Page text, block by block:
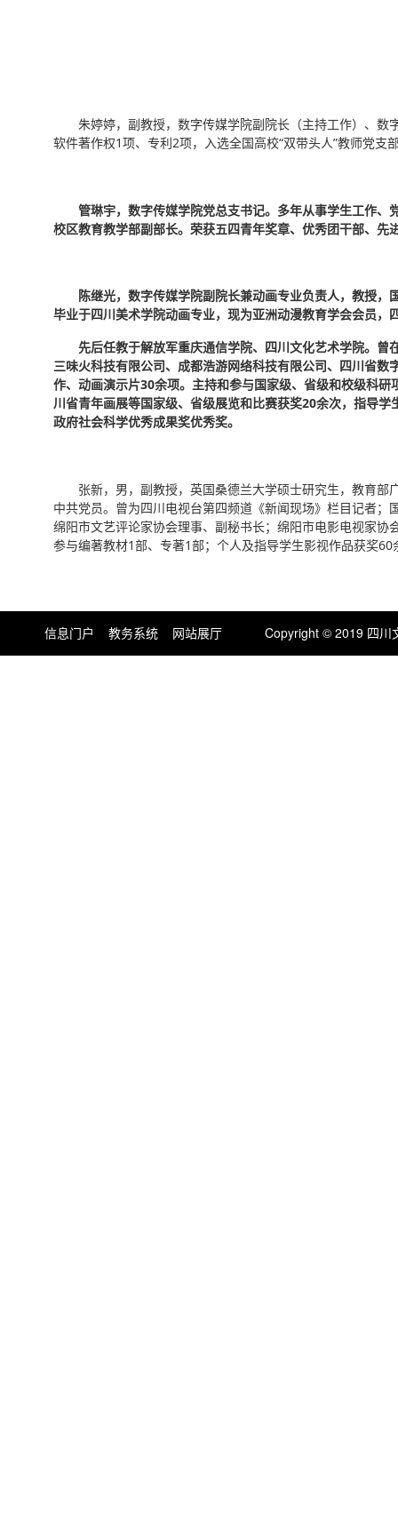
朱婷婷，副教授，数字传媒学院副院长（主持工作）、
软件著作权1项、专利2项，入选全国高校“双带头人”教师党支
管琳宇，数字传媒学院党总支书记。多年从事学生工作
校区教育教学部副部长。荣获五四青年奖章、优秀团干部、
陈继光，数字传媒学院副院长兼动画专业负责人，教授
毕业于四川美术学院动画专业，现为亚洲动漫教育学会会员
先后任教于解放军重庆通信学院、四川文化艺术学院。
三味火科技有限公司、成都浩游网络科技有限公司、四川省
作、动画演示片30余项。主持和参与国家级、省级和校级科
川省青年画展等国家级、省级展览和比赛获奖20余次，指导
政府社会科学优秀成果奖优秀奖。
张新，男，副教授，英国桑德兰大学硕士研究生，教育部
中共党员。曾为四川电视台第四频道《新闻现场》栏目记者
绵阳市文艺评论家协会理事、副秘书长；绵阳市电影电视家
参与编著教材1部、专著1部；个人及指导学生影视作品获奖60
信息门户 教务系统 网站展厅 Copyright © 2019 四川文